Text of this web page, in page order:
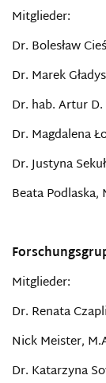
Mitglieder:
Dr. Bolesław
Dr. Marek
Dr. hab. Artur
Dr. Magdalena
Dr. Justyna
Beata Podlaska,
Mitglieder:
Dr. Renata
Nick Meister,
Dr. Katarzyna